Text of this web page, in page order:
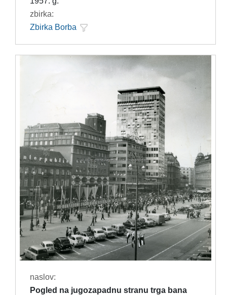
zbirka:
Zbirka Borba
naslov:
Pogled na jugozapadnu stranu trga bana